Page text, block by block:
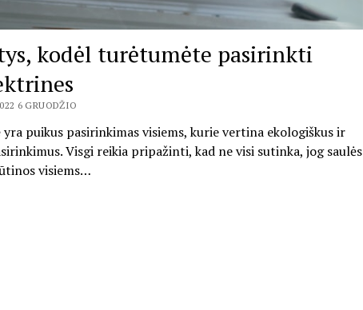
kodėl turėtumėte pasirinkti
6 GRUODŽIO
puikus pasirinkimas visiems, kurie vertina ekologiškus ir
Visgi reikia pripažinti, kad ne visi sutinka, jog saulės
visiems…